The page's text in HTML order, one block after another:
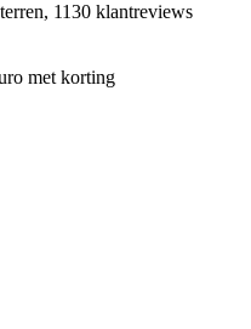
1130 klantreviews
met korting